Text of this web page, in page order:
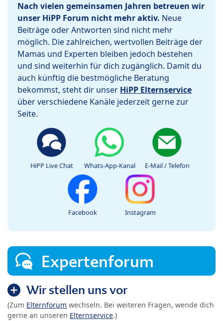
Nach vielen gemeinsamen Jahren betreuen wir
unser HiPP Forum nicht mehr aktiv. Neue
Beiträge oder Antworten sind nicht mehr
möglich. Die zahlreichen, wertvollen Beiträge der
Mamas und Experten bleiben jedoch bestehen
und sind weiterhin für dich zugänglich. Damit du
auch künftig die bestmögliche Beratung
bekommst, steht dir unser HiPP Elternservice
über verschiedene Kanäle jederzeit gerne zur
Seite.
HiPP Live Chat Whats-App-Kanal E-Mail / Telefon
Facebook Instagram
Expertenforum
Wir stellen uns vor
(Zum Elternforum wechseln. Bei weiteren Fragen, wende dich
gerne an unseren Elternservice.)